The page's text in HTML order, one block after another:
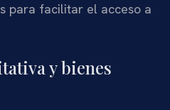
para facilitar el acceso a
y bienes